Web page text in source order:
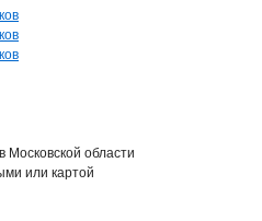
Московской области
или картой